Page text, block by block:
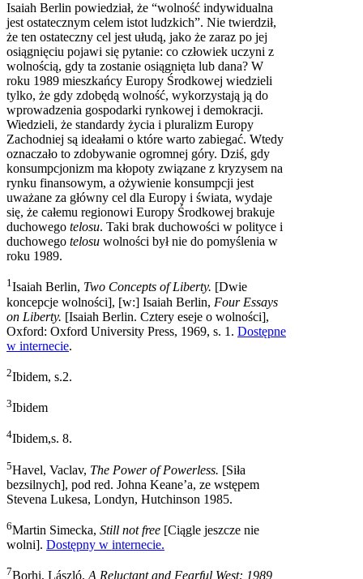
Isaiah Berlin powiedział, że “wolność indywidualna
jest ostatecznym celem istot ludzkich”. Nie twierdził,
że ten ostateczny cel jest ułudą, jako że zaraz po jej
osiągnięciu pojawi się pytanie: co człowiek uczyni z
wolnością, gdy ta zostanie osiągnięta lub dana? W
roku 1989 mieszkańcy Europy Środkowej wiedzieli
tylko, że gdy zdobędą wolność, wykorzystają ją do
wprowadzenia gospodarki rynkowej i demokracji.
Wiedzieli, że standardy życia i pluralizm Europy
Zachodniej są ideałami o które warto zabiegać. Wtedy
oznaczało to zdobywanie ogromnej góry. Dziś, gdy
konsumpcjonizm ma kłopoty związane z kryzysem na
rynku finansowym, a ożywienie konsumpcji jest
uważane za główny cel dla Europy i świata, wydaje
się, że całemu regionowi Europy Środkowej brakuje
duchowego telosu. Taki brak duchowości w polityce i
duchowego telosu wolności był nie do pomyślenia w
roku 1989.
1Isaiah Berlin, Two Concepts of Liberty. [Dwie
koncepcje wolności], [w:] Isaiah Berlin, Four Essays
on Liberty. [Isaiah Berlin. Cztery eseje o wolności],
Oxford: Oxford University Press, 1969, s. 1. Dostępne
w internecie.
2Ibidem, s.2.
3Ibidem
4Ibidem,s. 8.
5Havel, Vaclav, The Power of Powerless. [Siła
bezsilnych], pod red. Johna Keane’a, ze wstępem
Stevena Lukesa, Londyn, Hutchinson 1985.
6Martin Simecka, Still not free [Ciągle jeszcze nie
wolni]. Dostępny w internecie.
7Borhi, László, A Reluctant and Fearful West: 1989